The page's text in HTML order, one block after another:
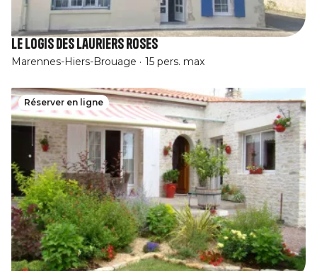
Le logis des lauriers roses
Marennes-Hiers-Brouage 15 pers. max
Réserver en ligne